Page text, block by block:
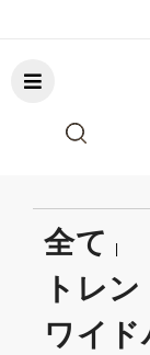
全て
トレ
ワイド